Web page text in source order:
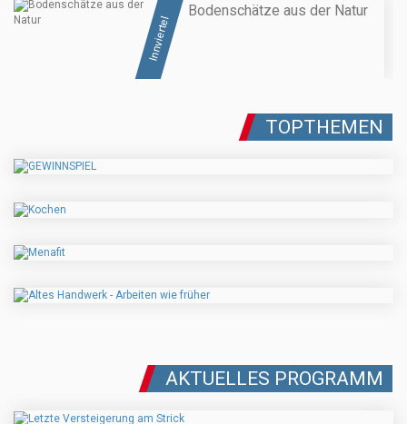
Innviertel
Bodenschätze aus der Natur
TOPTHEMEN
AKTUELLES PROGRAMM